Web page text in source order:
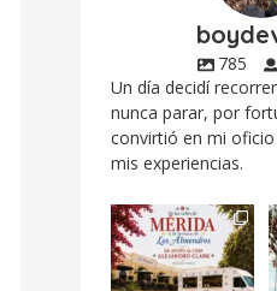
785
Un día decidí
nunca parar, por
convirtió en mi
mis experiencias.
Siempre me mueven
las causas y comer
con causa es...
12 0